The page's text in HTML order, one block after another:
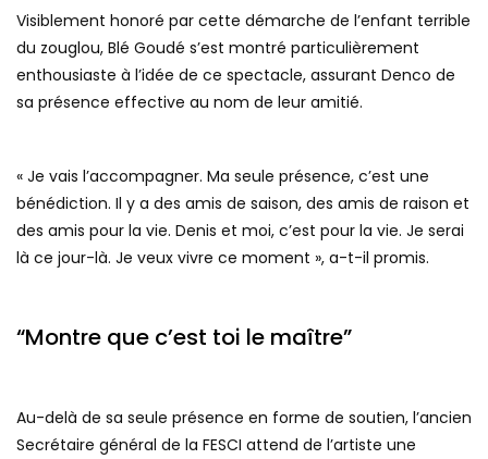
Visiblement honoré par cette démarche de l’enfant terrible
du zouglou, Blé Goudé s’est montré particulièrement
enthousiaste à l’idée de ce spectacle, assurant Denco de
sa présence effective au nom de leur amitié.
« Je vais l’accompagner. Ma seule présence, c’est une
bénédiction. Il y a des amis de saison, des amis de raison et
des amis pour la vie. Denis et moi, c’est pour la vie. Je serai
là ce jour-là. Je veux vivre ce moment », a-t-il promis.
“Montre que c’est toi le maître”
Au-delà de sa seule présence en forme de soutien, l’ancien
Secrétaire général de la FESCI attend de l’artiste une